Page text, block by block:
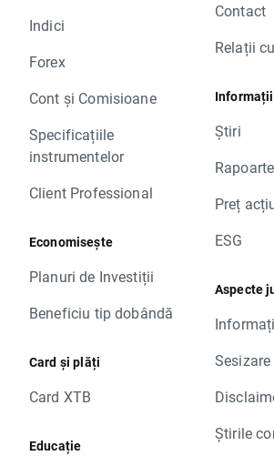
Indici
Forex
Cont și Comisioane
Specificațiile
instrumentelor
Client Professional
Economisește
Planuri de Investiții
Beneficiu tip dobândă
Card și plăți
Card XTB
Educație
Contact
Relații
Știri
Rapoarte
Preț
ESG
Aspecte
Sesizare
Știrile